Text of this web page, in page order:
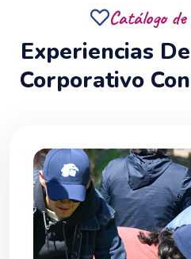
Catálogo
Experiencias
Corporativo